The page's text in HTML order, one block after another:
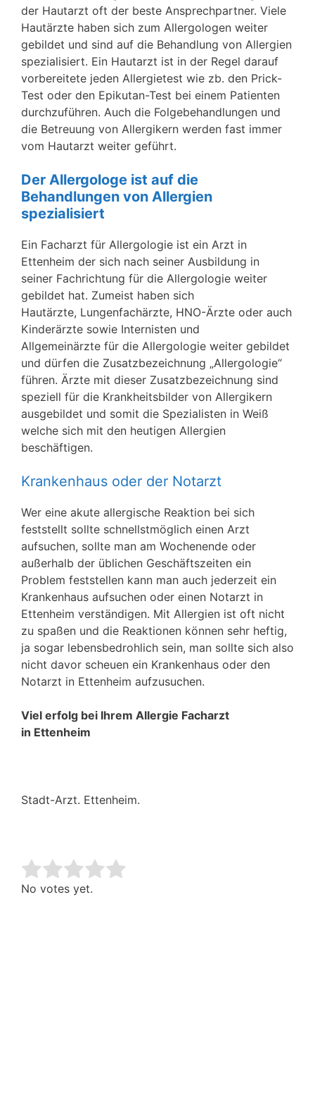
der Hautarzt oft der beste Ansprechpartner. Viele
Hautärzte haben sich zum Allergologen weiter
gebildet und sind auf die Behandlung von Allergien
spezialisiert. Ein Hautarzt ist in der Regel darauf
vorbereitete jeden Allergietest wie zb. den Prick-
Test oder den Epikutan-Test bei einem Patienten
durchzuführen. Auch die Folgebehandlungen und
die Betreuung von Allergikern werden fast immer
vom Hautarzt weiter geführt.
Der Allergologe ist auf die
Behandlungen von Allergien
spezialisiert
Ein Facharzt für Allergologie ist ein Arzt in
Ettenheim der sich nach seiner Ausbildung in
seiner Fachrichtung für die Allergologie weiter
gebildet hat. Zumeist haben sich
Hautärzte, Lungenfachärzte, HNO-Ärzte oder auch
Kinderärzte sowie Internisten und
Allgemeinärzte für die Allergologie weiter gebildet
und dürfen die Zusatzbezeichnung „Allergologie“
führen. Ärzte mit dieser Zusatzbezeichnung sind
speziell für die Krankheitsbilder von Allergikern
ausgebildet und somit die Spezialisten in Weiß
welche sich mit den heutigen Allergien
beschäftigen.
Krankenhaus oder der Notarzt
Wer eine akute allergische Reaktion bei sich
feststellt sollte schnellstmöglich einen Arzt
aufsuchen, sollte man am Wochenende oder
außerhalb der üblichen Geschäftszeiten ein
Problem feststellen kann man auch jederzeit ein
Krankenhaus aufsuchen oder einen Notarzt in
Ettenheim verständigen. Mit Allergien ist oft nicht
zu spaßen und die Reaktionen können sehr heftig,
ja sogar lebensbedrohlich sein, man sollte sich also
nicht davor scheuen ein Krankenhaus oder den
Notarzt in Ettenheim aufzusuchen.
Viel erfolg bei Ihrem Allergie Facharzt
in Ettenheim
Stadt-Arzt. Ettenheim.
Rate this item:
No votes yet.